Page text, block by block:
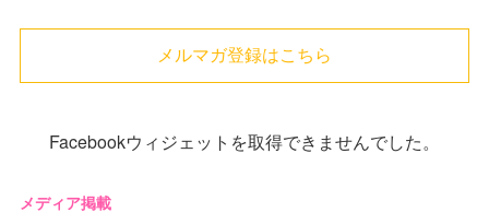
メルマガ登録はこちら
Facebookウィジェットを取得できませんでした。
メディア掲載